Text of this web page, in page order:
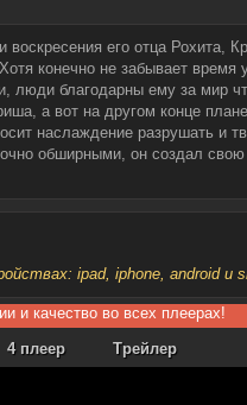
воскресения его отца Рохита,
конечно не забывает время
благодарны ему за мир
а вот на другом конце
наслаждение разрушать и
обширными, он создал
ipad, iphone, android и
и качество во всех плеерах!
4 плеер Трейлер